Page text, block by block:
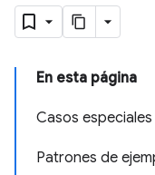
En esta página
Casos especiales
Patrones de